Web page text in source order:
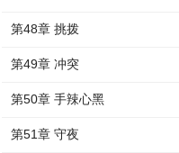
第48章 挑拨
第49章 冲突
第50章 手辣心黑
第51章 守夜